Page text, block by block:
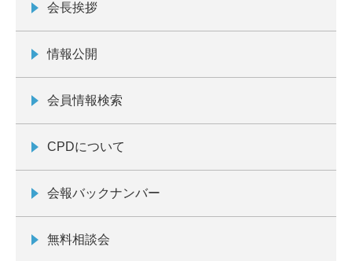
会長挨拶
情報公開
会員情報検索
CPDについて
会報バックナンバー
無料相談会